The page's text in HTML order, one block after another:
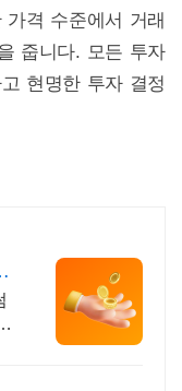
격 수준에서 거래
줍니다. 모든 투자
현명한 투자 결정